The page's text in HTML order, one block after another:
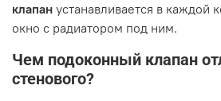
клапан устанавливается в каждой
окно с радиатором под ним.
Чем подоконный клапан
стенового?